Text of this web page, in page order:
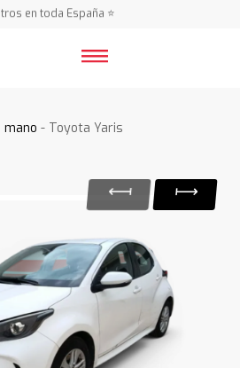
en toda España ⭐
en toda España ⭐
mano - Toyota Yaris